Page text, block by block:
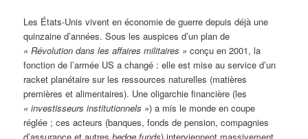
Les États-Unis vivent en économie de guerre depuis déjà une
quinzaine d’années. Sous les auspices d’un plan de
« Révolution dans les affaires militaires » conçu en 2001, la
fonction de l’armée US a changé : elle est mise au service d’un
racket planétaire sur les ressources naturelles (matières
premières et alimentaires). Une oligarchie financière (les
« investisseurs institutionnels ») a mis le monde en coupe
réglée ; ces acteurs (banques, fonds de pension, compagnies
d’assurance et autreshedge funds) interviennent massivement